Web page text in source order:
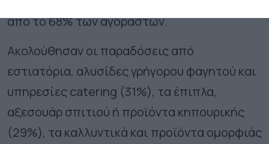
από το 68% των αγοραστών.
Ακολούθησαν οι παραδόσεις από
εστιατόρια, αλυσίδες γρήγορου φαγητού και
υπηρεσίες catering (31%), τα έπιπλα,
αξεσουάρ σπιτιού ή προϊόντα κηπουρικής
(29%), τα καλλυντικά και προϊόντα ομορφιάς